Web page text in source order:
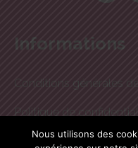
Informations
Conditions générales
Politique de
Mentions légales
Nous utilisons des